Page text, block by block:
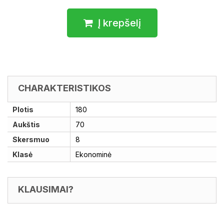
Į krepšelį
CHARAKTERISTIKOS
Plotis
180
Aukštis
70
Skersmuo
8
Klasė
Ekonominė
KLAUSIMAI?